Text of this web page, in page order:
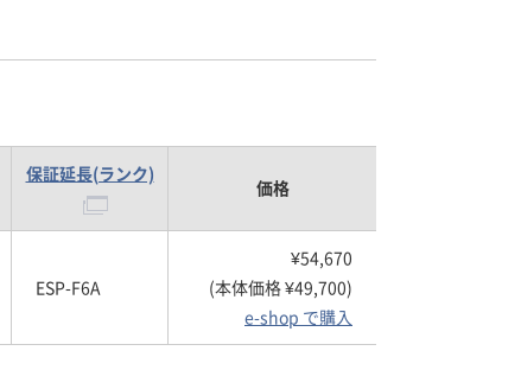
保証延長(ランク)
価格
ESP-F6A
¥54,670
(本体価格 ¥49,700)
e-shop で購入